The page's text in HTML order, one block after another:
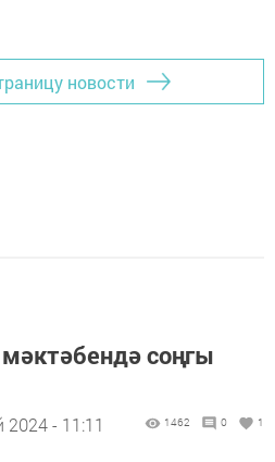
новости
соңгы
2024 - 11:11 1462 0 1